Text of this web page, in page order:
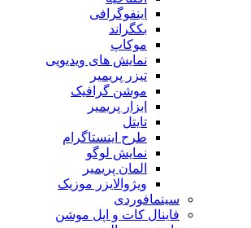
اینفوگرافی
بکگراند
موکاپ
نمایش های ویدیویی
تیزر پریمیر
موشن گرافیک
ابزار پریمیر
تایتل
طرح اینستاگرام
نمایش لوگو
المان پریمیر
ویژوالایزر موزیک
سینمافوردی
فاینال کات و اپل موشن